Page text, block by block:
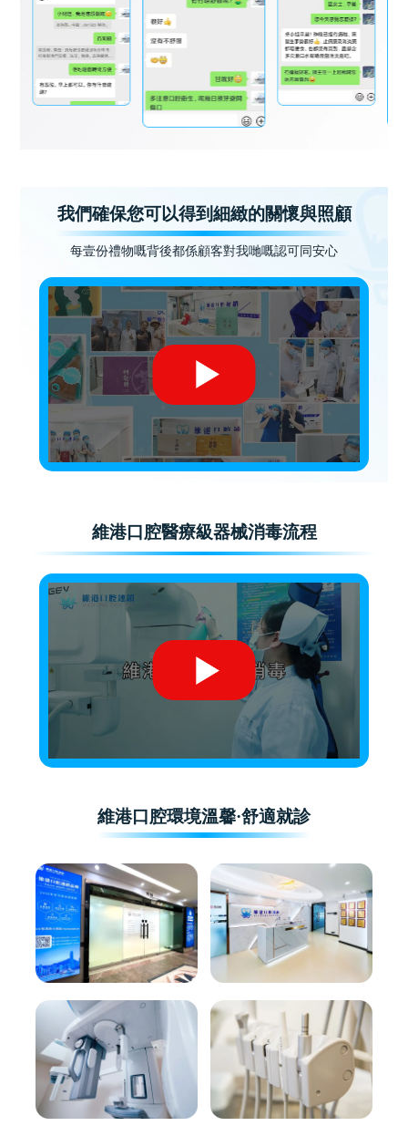
我們確保您可以得到細緻的關懷與照顧
每壹份禮物嘅背後都係顧客對我哋嘅認可同安心
維港口腔醫療級器械消毒流程
維港口腔環境溫馨·舒適就診